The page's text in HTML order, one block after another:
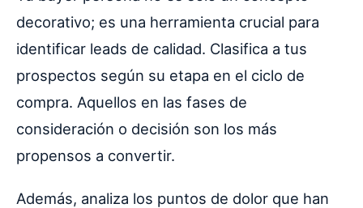
decorativo; es una herramienta crucial para
identificar leads de calidad. Clasifica a tus
prospectos según su etapa en el ciclo de
compra. Aquellos en las fases de
consideración o decisión son los más
propensos a convertir.
Además, analiza los puntos de dolor que han